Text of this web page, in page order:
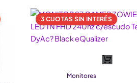
3 CUOTAS SIN INTERÉS
Monitores